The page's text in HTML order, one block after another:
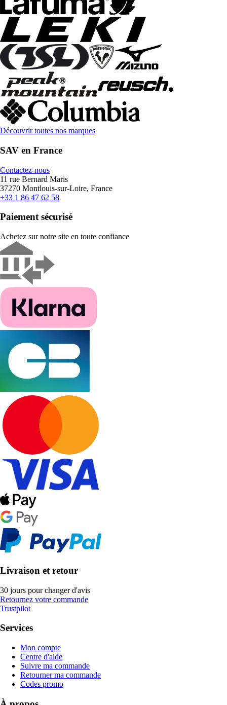
Découvrir toutes nos marques
SAV en France
Contactez-nous
11 rue Bernard Maris
37270 Montlouis-sur-Loire, France
+33 1 86 47 62 58
Paiement sécurisé
Achetez sur notre site en toute confiance
Livraison et retour
30 jours pour changer d'avis
Retournez votre commande
Trustpilot
Services
Mon compte
Centre d'aide
Suivre ma commande
Retourner ma commande
Codes promo